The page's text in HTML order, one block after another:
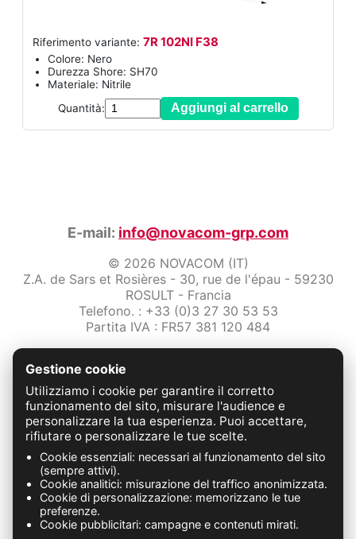
Riferimento variante: 7R 102NI F38
Colore: Nero
Durezza Shore: SH70
Materiale: Nitrile
Quantità:
Aggiungi al carrello
E-mail: info@novacom-grp.com
© 2026 NOVACOM (IT)
Z.A. de Sars et Rosières - 30, rue de l'épau - 59230
ROSULT - Francia
Telefono. : +33 (0)3 27 30 53 53
Partita IVA : FR57 381 120 484
Protezione dei dati
Condizioni Generali di Vendita
Contattaci
FABRICATION FRANÇAISE
Gestione cookie
Utilizziamo i cookie per garantire il corretto
funzionamento del sito, misurare l'audience e
personalizzare la tua esperienza. Puoi accettare,
rifiutare o personalizzare le tue scelte.
Cookie essenziali: necessari al funzionamento del sito
(sempre attivi).
Cookie analitici: misurazione del traffico anonimizzata.
Cookie di personalizzazione: memorizzano le tue
preferenze.
Cookie pubblicitari: campagne e contenuti mirati.